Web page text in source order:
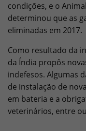
condições, e o
determinou que as
eliminadas em 2017.
Como resultado da
da Índia propôs
indefesos. Algumas
de instalação de
em bateria e a
veterinários, entre